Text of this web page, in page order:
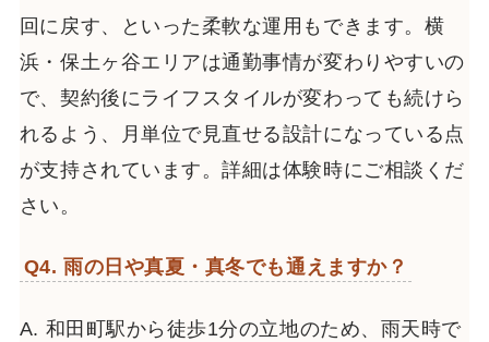
回に戻す、といった柔軟な運用もできます。横
浜・保土ヶ谷エリアは通勤事情が変わりやすいの
で、契約後にライフスタイルが変わっても続けら
れるよう、月単位で見直せる設計になっている点
が支持されています。詳細は体験時にご相談くだ
さい。
Q4. 雨の日や真夏・真冬でも通えますか？
A. 和田町駅から徒歩1分の立地のため、雨天時で